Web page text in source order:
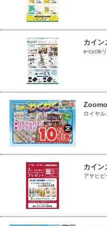
カイン
e-cycle
ロイヤ
カイン
アサヒ